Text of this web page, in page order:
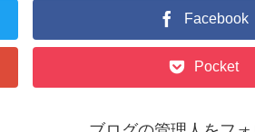
Facebook
Pocket